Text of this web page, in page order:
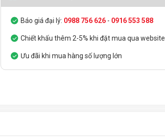
Báo giá đại lý: 0988 756 626 - 0916 553 588
Chiết khấu thêm 2-5% khi đặt mua qua website
Ưu đãi khi mua hàng số lượng lớn